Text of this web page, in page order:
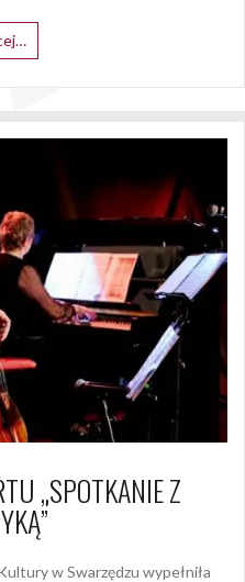
„SPOTKANIE Z
w Swarzędzu wypełniła